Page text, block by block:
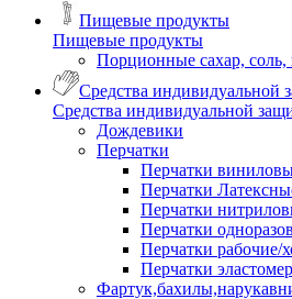
Пищевые продукты
Пищевые продукты
Порционные сахар, соль,
Средства индивидуальной
Средства индивидуальной
Дождевики
Перчатки
Перчатки
Перчатки
Перчатки
Перчатки
Перчатки рабочие/
Перчатки